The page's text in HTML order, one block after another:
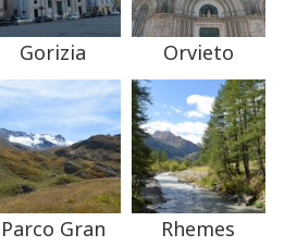
Gorizia Orvieto
Parco Gran
Rhemes